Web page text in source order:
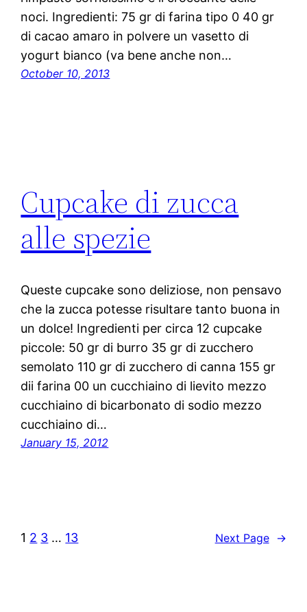
noci. Ingredienti: 75 gr di farina tipo 0 40 gr
di cacao amaro in polvere un vasetto di
yogurt bianco (va bene anche non…
October 10, 2013
Cupcake di zucca
alle spezie
Queste cupcake sono deliziose, non pensavo
che la zucca potesse risultare tanto buona in
un dolce! Ingredienti per circa 12 cupcake
piccole: 50 gr di burro 35 gr di zucchero
semolato 110 gr di zucchero di canna 155 gr
dii farina 00 un cucchiaino di lievito mezzo
cucchiaino di bicarbonato di sodio mezzo
cucchiaino di…
January 15, 2012
1 2 3 … 13 Next Page →